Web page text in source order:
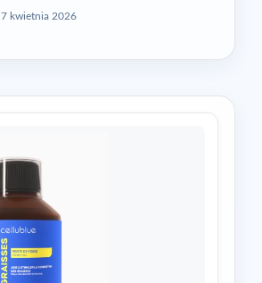
7 kwietnia 2026